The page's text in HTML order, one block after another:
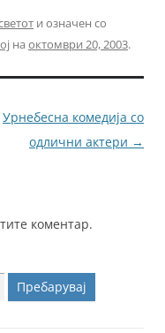
и означен со
на октомври 20, 2003.
Урнебесна комедија со
одлични актери →
коментар.